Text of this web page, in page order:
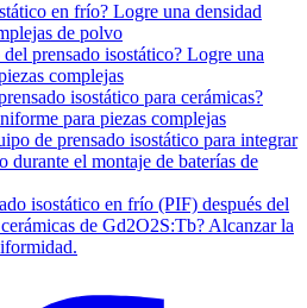
en frío? Logre una densidad
de polvo
prensado isostático? Logre una
complejas
isostático para cerámicas?
para piezas complejas
de prensado isostático para integrar
durante el montaje de baterías de
isostático en frío (PIF) después del
de Gd2O2S:Tb? Alcanzar la